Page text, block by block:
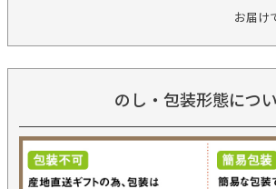
お届け
のし・包装形態につ